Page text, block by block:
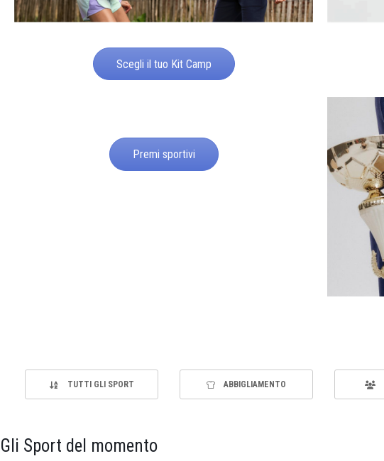
Scegli il tuo Kit Camp
Premi sportivi
TUTTI GLI SPORT ABBIGLIAMENTO
Gli Sport del momento